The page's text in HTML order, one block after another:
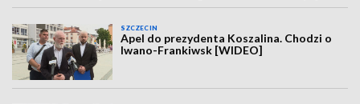
SZCZECIN
Apel do prezydenta Koszalina. Chodzi o
Iwano-Frankiwsk [WIDEO]